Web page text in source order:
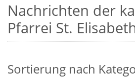
Nachrichten der
Pfarrei St.
Sortierung nach